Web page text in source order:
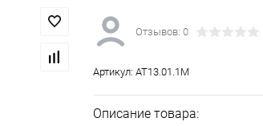
Отзывов: 0
Артикул: AT13.01.1M
Описание товара: